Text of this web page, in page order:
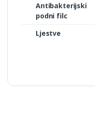
Antibakterijski
podni filc
Ljestve